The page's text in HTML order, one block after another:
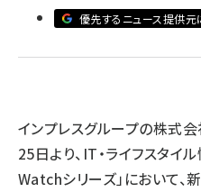
z世代 (1622)
優先するニュース提供元
インプレスグループの株式
25日より、IT・ライフスタイ
Watchシリーズ」において